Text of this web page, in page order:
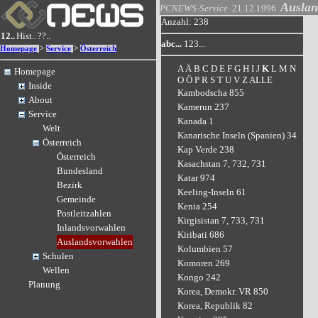
12..Hist..??..
Homepage > Service > Österreich
Homepage
Inside
About
Service
Welt
Österreich
Österreich
Bundesland
Bezirk
Gemeinde
Postleitzahlen
Inlandsvorwahlen
Auslandsvorwahlen
Schulen
Wellen
Planung
PCNEWS-Service 21.12.1996
Anzahl: 238
abc... 123...
A Ä B C D E F G H I J K L M N
O Ö P R S T U V Z ALLE
Kambodscha 855
Kamerun 237
Kanada 1
Kanarische Inseln (Spanien) 34
Kap Verde 238
Kasachstan 7, 732, 731
Katar 974
Keeling-Inseln 61
Kenia 254
Kirgisistan 7, 733, 731
Kiribati 686
Kolumbien 57
Komoren 269
Kongo 242
Korea, Demokr. VR 850
Korea, Republik 82